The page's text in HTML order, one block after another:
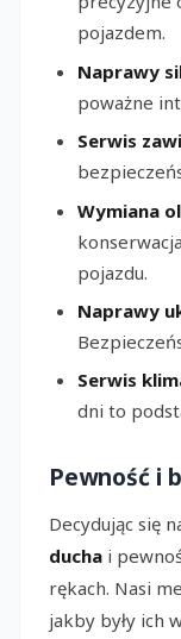
pojazdem.
Naprawy
poważne
Serwis
Wymiana
pojazdu.
Naprawy
Serwis
dni to
Pewność i
Decydując się
ducha i
rękach. Nasi
jakby były ich